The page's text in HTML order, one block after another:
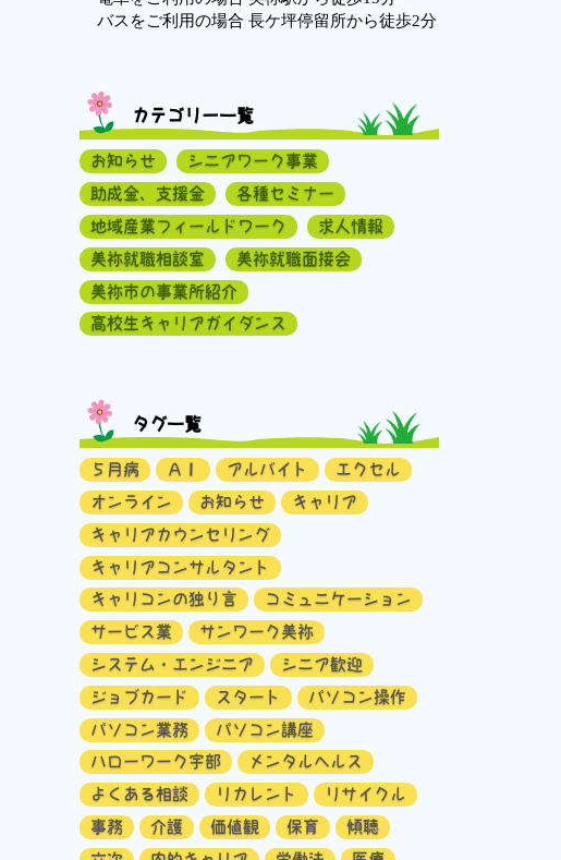
バスをご利用の場合 長ケ坪停留所から徒歩2分
カテゴリー一覧
お知らせ
シニアワーク事業
助成金、支援金
各種セミナー
地域産業フィールドワーク
求人情報
美祢就職相談室
美祢就職面接会
美祢市の事業所紹介
高校生キャリアガイダンス
タグ一覧
５月病 ＡＩ アルバイト
エクセル
オンライン
お知らせ
キャリア
キャリアカウンセリング
キャリアコンサルタント
キャリコンの独り言
コミュニケーション
サービス業
サンワーク美祢
システム・エンジニア
シニア歓迎
ジョブカード
スタート
パソコン操作
パソコン業務
パソコン講座
ハローワーク宇部
メンタルヘルス
よくある相談
リカレント
リサイクル
事務
介護 価値観 保育
傾聴